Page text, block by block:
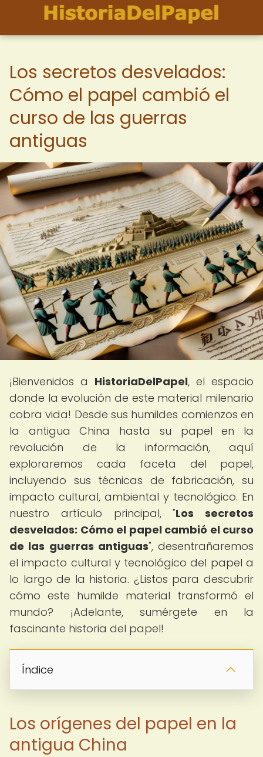
Los secretos desvelados:
Cómo el papel cambió el
curso de las guerras
antiguas
¡Bienvenidos a HistoriaDelPapel, el espacio
donde la evolución de este material milenario
cobra vida! Desde sus humildes comienzos en
la antigua China hasta su papel en la
revolución de la información, aquí
exploraremos cada faceta del papel,
incluyendo sus técnicas de fabricación, su
impacto cultural, ambiental y tecnológico. En
nuestro artículo principal, "Los secretos
desvelados: Cómo el papel cambió el curso
de las guerras antiguas", desentrañaremos
el impacto cultural y tecnológico del papel a
lo largo de la historia. ¿Listos para descubrir
cómo este humilde material transformó el
mundo? ¡Adelante, sumérgete en la
fascinante historia del papel!
Índice
Los orígenes del papel en la
antigua China